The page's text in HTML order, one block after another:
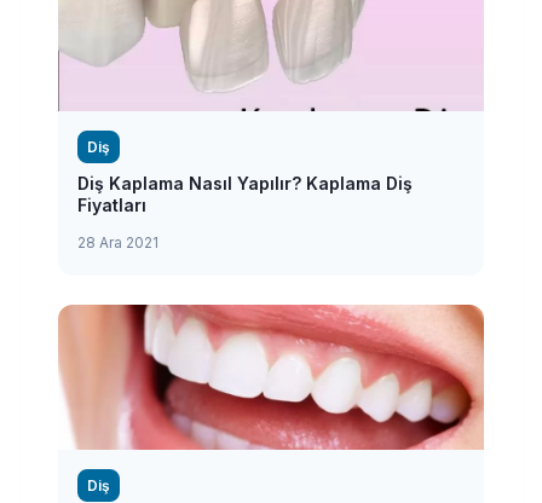
Diş
Diş Kaplama Nasıl Yapılır? Kaplama Diş
Fiyatları
28 Ara 2021
Diş